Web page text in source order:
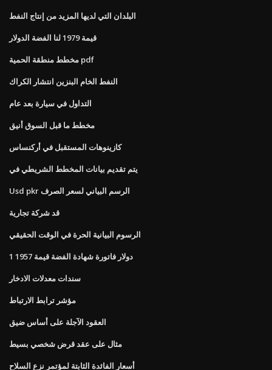
البلدان التي لديها المزيد من إنتاج النفط
قيمة 1979 لنا الفضة الدولار
مخطط منطقة الحمية pdf
النفط الخام البنزين انتشار الكراك
التداول في سيارة بعد عام
مخطط ما قبل السوق أنيق
كازينوهات المستقبل في أركنساس
يتم تقديم بيانات المخطط الشريطي في
Usd pkr الرسم البياني لسعر الصرف
قد شركة تجارية
الرسوم البيانية الحرة في الوقت الحقيقي
1 دولار فاتورة شهادة الفضة قيمة 1957
سندات معدلات الادخار
مؤشر ترابط الارتباط
العقود الآجلة على أساس ضيق
مثال على عقد قرض شخصي بسيط
أسعار الفائدة الثابتة لمؤتمر نزع السلاح